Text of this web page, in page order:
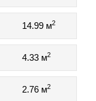
14.99 м2
4.33 м2
2.76 м2